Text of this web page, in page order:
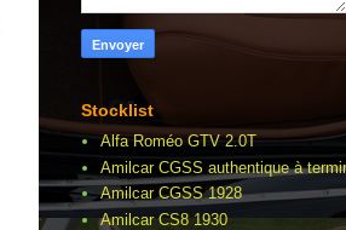
Stocklist
Alfa Roméo GTV 2.0T
Amilcar CGSS authentique à
Amilcar CGSS 1928
Amilcar CS8 1930